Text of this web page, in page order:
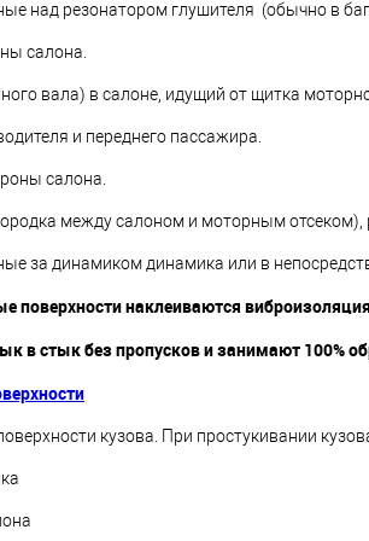
над резонатором глушителя (обычно в
салона.
вала) в салоне, идущий от щитка
и переднего пассажира.
салона.
между салоном и моторным
за динамиком динамика или в
наклеиваются
в стык без пропусков и занимают 100%
кузова. При простукивании